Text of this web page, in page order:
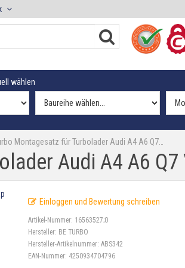
wählen
Montagesatz für Turbolader Audi A4 A6 Q7…
Audi A4 A6 Q7
Einloggen und Bewertung schreiben
Artikel-Nummer: 16563527;0
Hersteller: BE TURBO
Hersteller-Artikelnummer:ABS342
EAN-Nummer: 4250934704796